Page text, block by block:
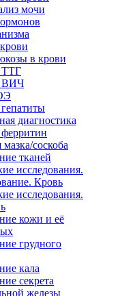
мочи
в крови
ТТГ
ВИЧ
диагностика
соскоба
тканей
исследования.
Кровь
исследования.
кожи и её
грудного
кала
секрета
железы